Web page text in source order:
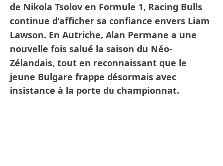
de Nikola Tsolov en Formule 1, Racing Bulls
continue d’afficher sa confiance envers Liam
Lawson. En Autriche, Alan Permane a une
nouvelle fois salué la saison du Néo-
Zélandais, tout en reconnaissant que le
jeune Bulgare frappe désormais avec
insistance à la porte du championnat.